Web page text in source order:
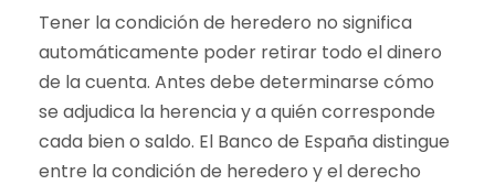
Tener la condición de heredero no significa
automáticamente poder retirar todo el dinero
de la cuenta. Antes debe determinarse cómo
se adjudica la herencia y a quién corresponde
cada bien o saldo. El Banco de España distingue
entre la condición de heredero y el derecho